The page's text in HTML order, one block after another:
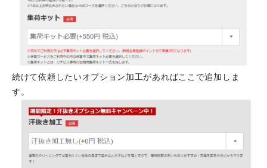
続けて依頼したいオプション加工があればここで追加しま
す。